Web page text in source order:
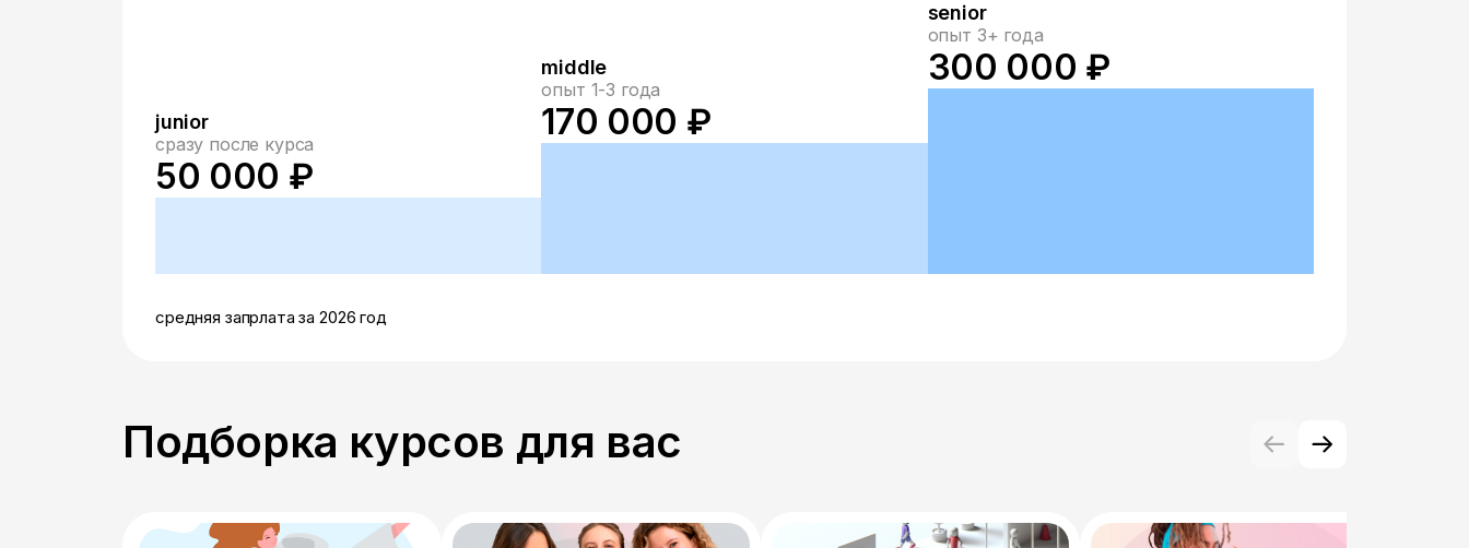
junior
сразу после курса
50 000 ₽
middle
опыт 1-3 года
170 000 ₽
senior
опыт 3+ года
300 000 ₽
средняя запрлата за 2026 год
Подборка курсов для вас